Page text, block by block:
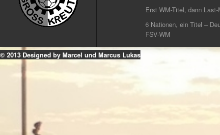
Erst WM-Titel, dann
6 Nationen, ein Titel –
FSV-WM
© 2013 Designed by Marcel und Marcus Lukas
Instagram